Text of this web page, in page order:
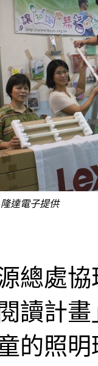
達電子提供
總處
讀計
的照